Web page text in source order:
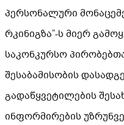
პერსონალური
რკინიგზა”-ს მიერ
საკონკურსო
შესაბამისობის
გადაწყვეტილების
ინფორმირების